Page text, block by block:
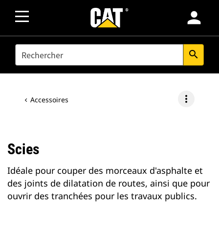
person
SEARCH search
Accessoires more_vert
Scies
Idéale pour couper des morceaux d'asphalte et
des joints de dilatation de routes, ainsi que pour
ouvrir des tranchées pour les travaux publics.